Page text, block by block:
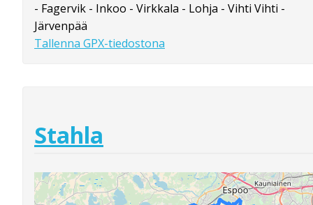
- Fagervik - Inkoo - Virkkala - Lohja - Vihti Vihti -
Järvenpää
Tallenna GPX-tiedostona
Stahla